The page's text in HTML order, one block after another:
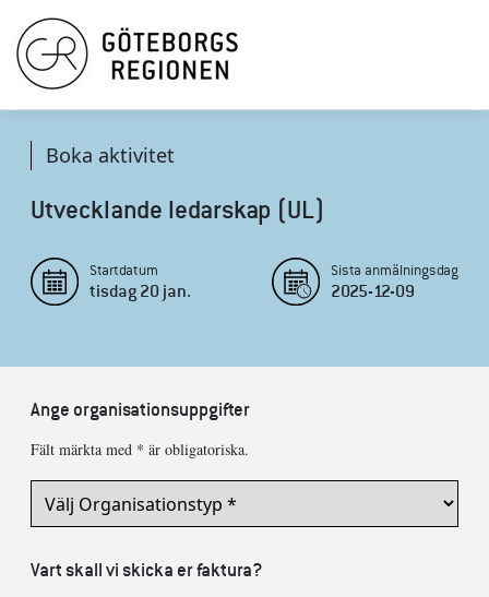
Boka aktivitet
Utvecklande ledarskap (UL)
Startdatum
tisdag 20 jan.
Sista anmälningsdag
2025-12-09
Ange organisationsuppgifter
Fält märkta med * är obligatoriska.
Vart skall vi skicka er faktura?